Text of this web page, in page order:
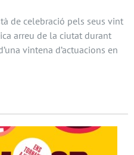
de celebració pels seus vint
arreu de la ciutat durant
vintena d’actuacions en